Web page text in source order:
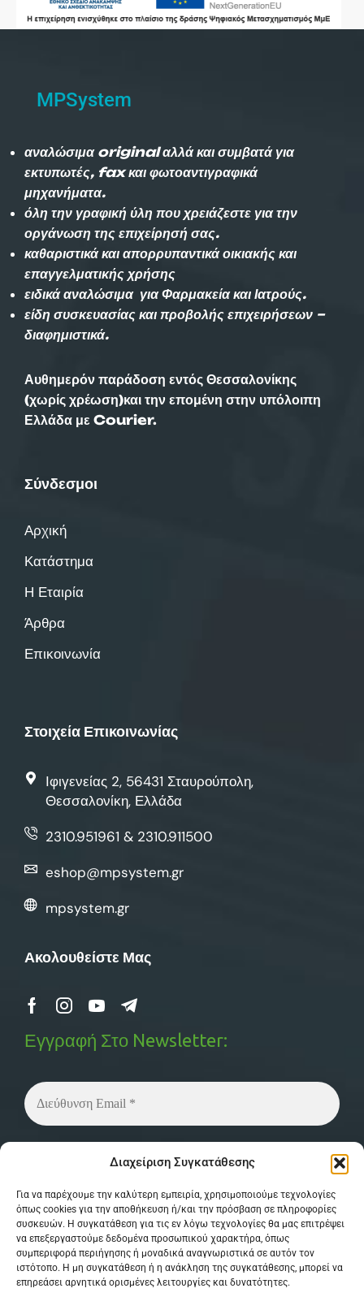
Διαχείριση Συγκατάθεσης
Για να παρέχουμε την καλύτερη εμπειρία, χρησιμοποιούμε τεχνολογίες
όπως cookies για την αποθήκευση ή/και την πρόσβαση σε πληροφορίες
συσκευών. Η συγκατάθεση για τις εν λόγω τεχνολογίες θα μας επιτρέψει
να επεξεργαστούμε δεδομένα προσωπικού χαρακτήρα, όπως
συμπεριφορά περιήγησης ή μοναδικά αναγνωριστικά σε αυτόν τον
ιστότοπο. Η μη συγκατάθεση ή η ανάκληση της συγκατάθεσης, μπορεί να
επηρεάσει αρνητικά ορισμένες λειτουργίες και δυνατότητες.
MPSystem
αναλώσιμα original αλλά και συμβατά για
εκτυπωτές, fax και φωτοαντιγραφικά
μηχανήματα.
όλη την γραφική ύλη που χρειάζεστε για την
οργάνωση της επιχείρησή σας.
καθαριστικά και απορρυπαντικά οικιακής και
επαγγελματικής χρήσης
ειδικά αναλώσιμα για Φαρμακεία και Ιατρούς.
είδη συσκευασίας και προβολής επιχειρήσεων –
διαφημιστικά.
Αυθημερόν παράδοση εντός Θεσσαλονίκης
(χωρίς χρέωση)και την επομένη στην υπόλοιπη
Ελλάδα με Courier.
Σύνδεσμοι
Αρχική
Κατάστημα
Η Εταιρία
Άρθρα
Επικοινωνία
Στοιχεία Επικοινωνίας
Ιφιγενείας 2, 56431 Σταυρούπολη,
Θεσσαλονίκη, Ελλάδα
2310.951961 & 2310.911500
eshop@mpsystem.gr
mpsystem.gr
Ακολουθείστε Μας
Εγγραφή Στο Newsletter:
μας για περισσότερες λεπτομέρειες.